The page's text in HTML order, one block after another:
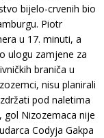
bijelo-crvenih bio
Piotr
u 17. minuti, a
ulogu zamjene za
braniča u
nisu planirali
pod naletima
gol Nizozemaca nije
Codyja Gakpa